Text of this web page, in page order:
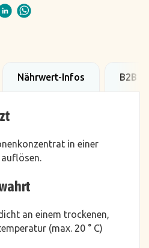
Nährwert-Infos B2B
in einer
auflösen.
an einem trockenen,
(max. 20 ° C)